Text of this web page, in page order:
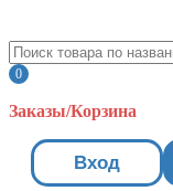
0
Заказы/Корзина
Вход